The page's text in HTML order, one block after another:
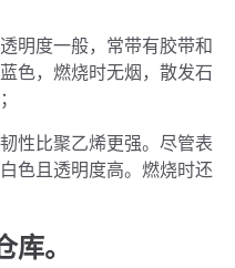
明度一般，常带有胶带和
色，燃烧时无烟，散发石
性比聚乙烯更强。尽管表
色且透明度高。燃烧时还
。